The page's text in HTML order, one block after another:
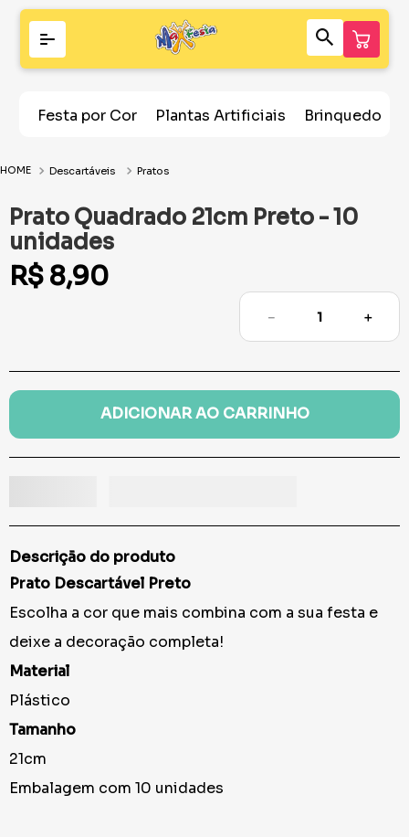
Festa por Cor Plantas Artificiais Brinquedos
Descartáveis Pratos
Prato Quadrado 21cm Preto - 10
unidades
R$ 8,90
＋
－
ADICIONAR AO CARRINHO
Descrição do produto
Prato Descartável Preto
Escolha a cor que mais combina com a sua festa e
deixe a decoração completa!
Material
Plástico
Tamanho
21cm
Embalagem com 10 unidades